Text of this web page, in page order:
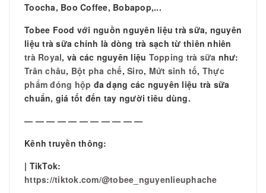
Toocha, Boo Coffee, Bobapop,...
Tobee Food với nguồn nguyên liệu trà sữa, nguyên
liệu trà sữa chính là dòng trà sạch từ thiên nhiên
trà Royal, và các nguyên liệu Topping trà sữa như:
Trân châu, Bột pha chế, Siro, Mứt sinh tố, Thực
phẩm đóng hộp đa dạng các nguyên liệu trà sữa
chuẩn, giá tốt đến tay người tiêu dùng.
— — — — — — — — — — —
Kênh truyền thông:
| TikTok:
https://tiktok.com/@tobee_nguyenlieuphache